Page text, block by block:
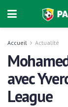
Accueil Actualité
avec
League